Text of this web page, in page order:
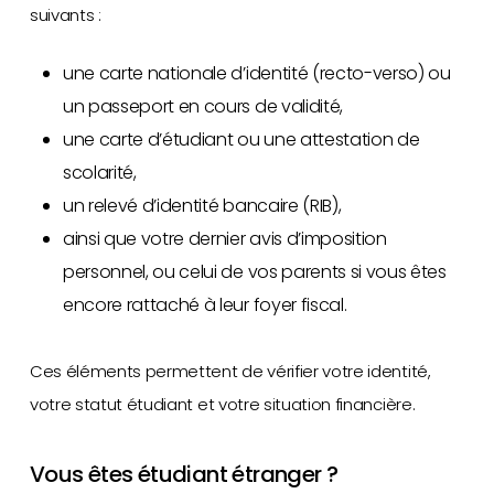
suivants :
une carte nationale d’identité (recto-verso) ou
un passeport en cours de validité,
une carte d’étudiant ou une attestation de
scolarité,
un relevé d’identité bancaire (RIB),
ainsi que votre dernier avis d’imposition
personnel, ou celui de vos parents si vous êtes
encore rattaché à leur foyer fiscal.
Ces éléments permettent de vérifier votre identité,
votre statut étudiant et votre situation financière.
Vous êtes étudiant étranger ?